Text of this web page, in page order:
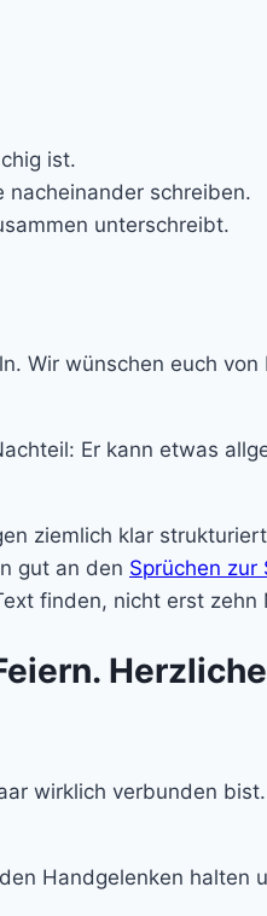
ist.
nacheinander schreiben.
unterschreibt.
Wir wünschen euch
Er kann etwas
ziemlich klar
gut an den Sprüchen zur
finden, nicht erst zehn
wirklich verbunden